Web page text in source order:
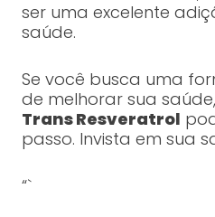
ser uma excelente
saúde.
Se você busca uma
de melhorar sua
Trans Resveratrol
passo. Invista em sua
“`